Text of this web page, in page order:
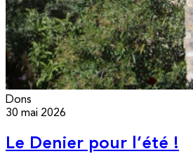
Dons
30 mai 2026
Le Denier pour l’été !